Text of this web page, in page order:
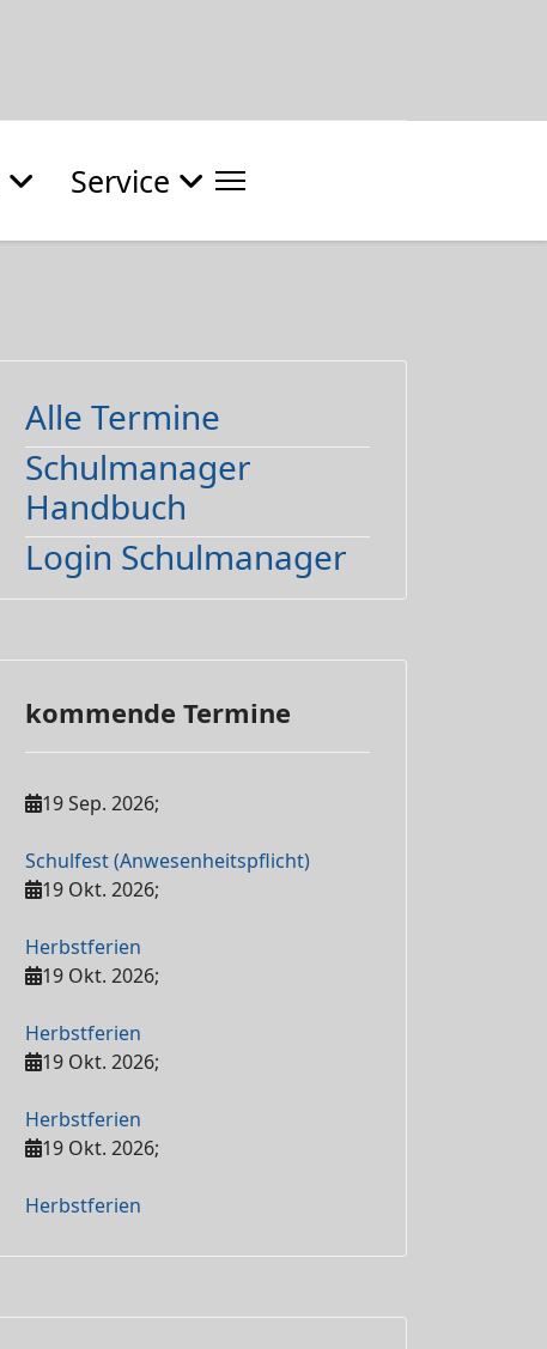
Service
Alle Termine
Schulmanager
Handbuch
Login Schulmanager
kommende Termine
19 Sep. 2026;
Schulfest (Anwesenheitspflicht)
19 Okt. 2026;
Herbstferien
19 Okt. 2026;
Herbstferien
19 Okt. 2026;
Herbstferien
19 Okt. 2026;
Herbstferien